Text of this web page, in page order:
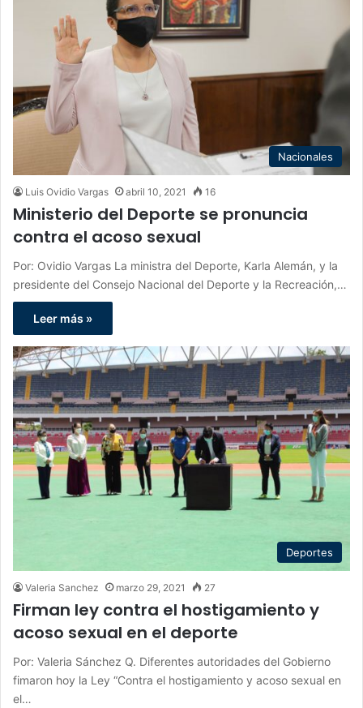
Nacionales
Luis Ovidio Vargas abril 10, 2021 16
Ministerio del Deporte se pronuncia
contra el acoso sexual
Por: Ovidio Vargas La ministra del Deporte, Karla Alemán, y la
presidente del Consejo Nacional del Deporte y la Recreación,…
Leer más »
Deportes
Valeria Sanchez marzo 29, 2021 27
Firman ley contra el hostigamiento y
acoso sexual en el deporte
Por: Valeria Sánchez Q. Diferentes autoridades del Gobierno
fimaron hoy la Ley “Contra el hostigamiento y acoso sexual en
el…